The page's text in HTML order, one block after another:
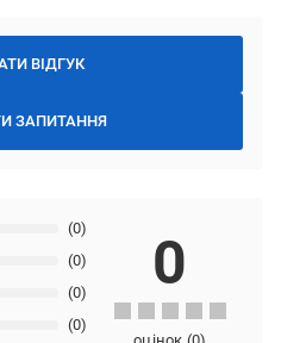
ВІДГУК
ЗАПИТАННЯ
(0)
(0)
(0)
(0)
0